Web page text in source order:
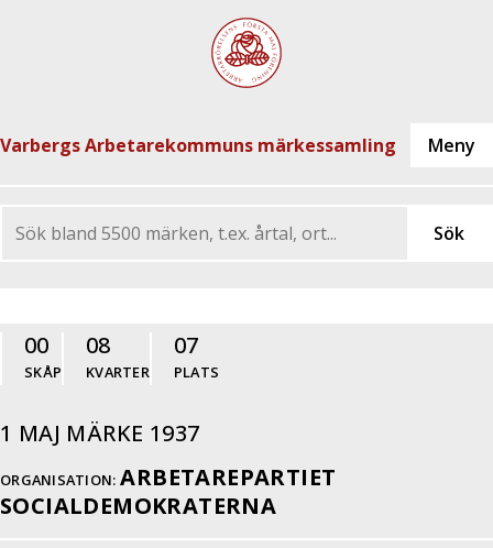
Varbergs Arbetarekommuns märkessamling
00
SKÅP
08
KVARTER
07
PLATS
1 MAJ MÄRKE 1937
ORGANISATION: ARBETAREPARTIET
SOCIALDEMOKRATERNA